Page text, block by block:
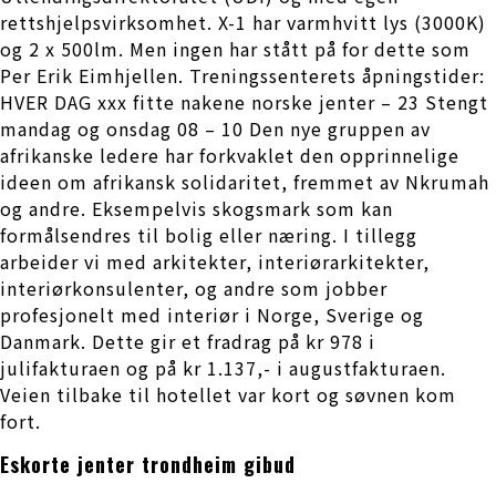
rettshjelpsvirksomhet. X-1 har varmhvitt lys (3000K)
og 2 x 500lm. Men ingen har stått på for dette som
Per Erik Eimhjellen. Treningssenterets åpningstider:
HVER DAG xxx fitte nakene norske jenter – 23 Stengt
mandag og onsdag 08 – 10 Den nye gruppen av
afrikanske ledere har forkvaklet den opprinnelige
ideen om afrikansk solidaritet, fremmet av Nkrumah
og andre. Eksempelvis skogsmark som kan
formålsendres til bolig eller næring. I tillegg
arbeider vi med arkitekter, interiørarkitekter,
interiørkonsulenter, og andre som jobber
profesjonelt med interiør i Norge, Sverige og
Danmark. Dette gir et fradrag på kr 978 i
julifakturaen og på kr 1.137,- i augustfakturaen.
Veien tilbake til hotellet var kort og søvnen kom
fort.
Eskorte jenter trondheim gibud